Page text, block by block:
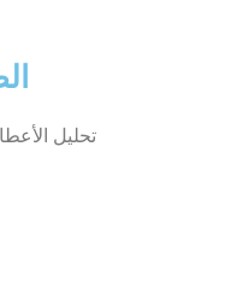
تحليل